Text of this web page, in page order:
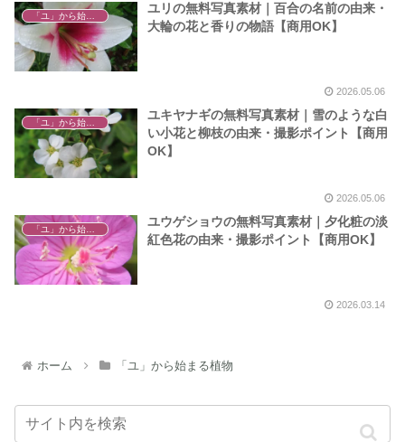
「ユ」から始まる植物
ユリの無料写真素材｜百合の名前の由来・
大輪の花と香りの物語【商用OK】
2026.05.06
ユキヤナギの無料写真素材｜雪のような白
い小花と柳枝の由来・撮影ポイント【商用
OK】
2026.05.06
ユウゲショウの無料写真素材｜夕化粧の淡
紅色花の由来・撮影ポイント【商用OK】
2026.03.14
ホーム 「ユ」から始まる植物